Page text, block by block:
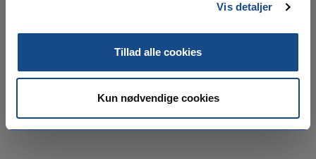
Vis detaljer
Tillad alle cookies
Kun nødvendige cookies